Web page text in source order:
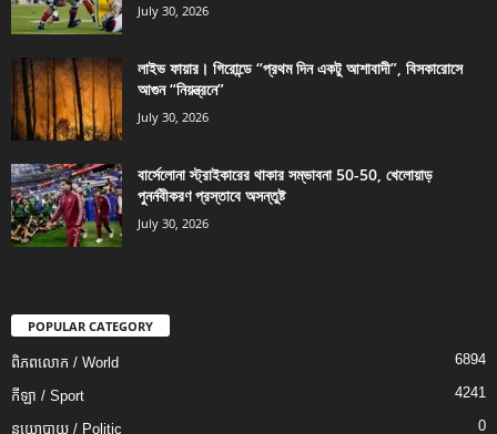
July 30, 2026
লাইভ ফায়ার। গিরোন্ডে “প্রথম দিন একটু আশাবাদী”, বিসকারোসে
আগুন “নিয়ন্ত্রনে”
July 30, 2026
বার্সেলোনা স্ট্রাইকারের থাকার সম্ভাবনা 50-50, খেলোয়াড়
পুনর্নবীকরণ প্রস্তাবে অসন্তুষ্ট
July 30, 2026
POPULAR CATEGORY
ពិភពលោក / World 6894
កីឡា / Sport 4241
នយោបាយ / Politic 0